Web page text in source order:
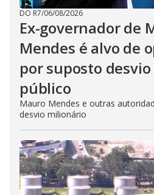
DO R7/06/08/2026
Ex-governador de
Mendes é alvo de
por suposto
público
Mauro Mendes e outras
desvio milionário